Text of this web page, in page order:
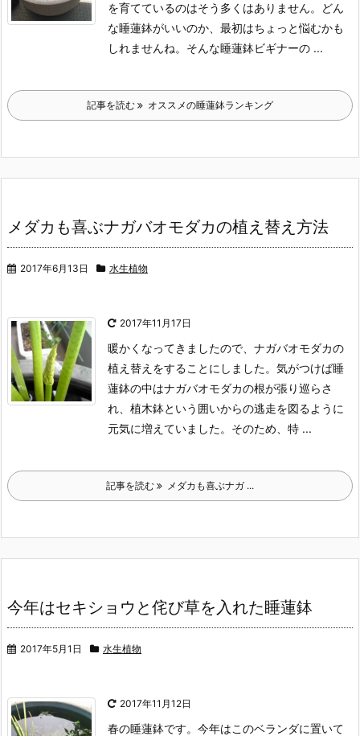
を育てているのはそう多くはありません。
どん
な睡蓮鉢がいいのか、最初はちょっと悩むかも
しれませんね。 そんな睡蓮鉢ビギナーの ...
記事を読む オススメの睡蓮鉢ランキング
メダカも喜ぶナガバオモダカの植え替え方法
2017年6月13日 水生植物
2017年11月17日
暖かくなってきましたので、 ナガバオモダカの
植え替えをすることにしました。 気がつけば睡
蓮鉢の中はナガバオモダカの根が張り巡らさ
れ、植木鉢という囲いからの逃走を図るように
元気に増えていました。 そのため、特 ...
記事を読む メダカも喜ぶナガ ...
今年はセキショウと侘び草を入れた睡蓮鉢
2017年5月1日 水生植物
2017年11月12日
春の睡蓮鉢です。 今年はこのベランダに置いて